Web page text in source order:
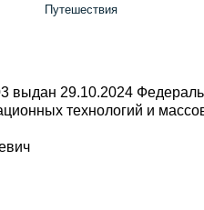
Путешествия
выдан 29.10.2024
технологий и